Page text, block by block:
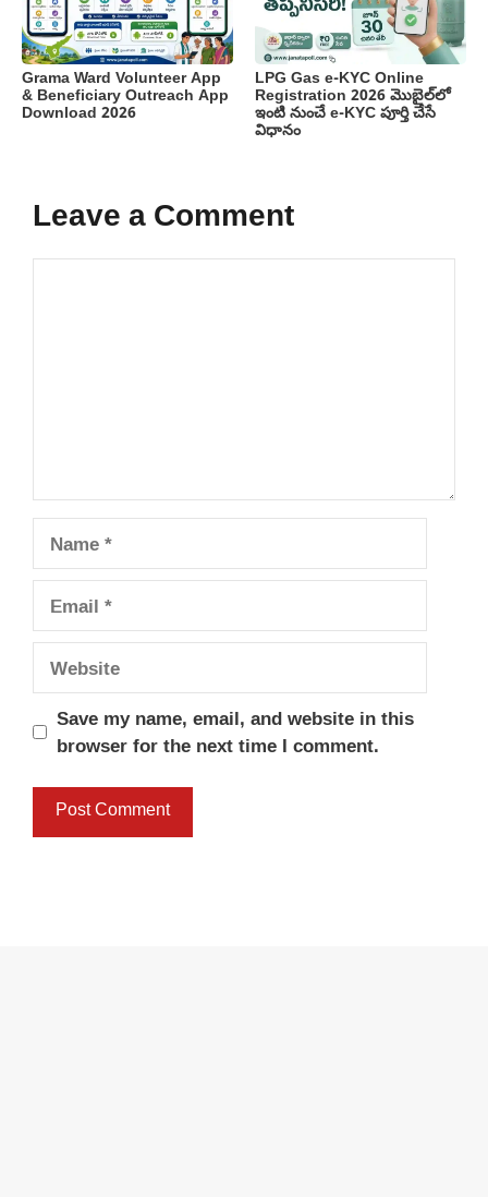
Grama Ward Volunteer App
& Beneficiary Outreach App
Download 2026
LPG Gas e-KYC Online
Registration 2026 మొబైల్‌లో
ఇంటి నుంచే e-KYC పూర్తి చేసే
విధానం
Leave a Comment
Comment
Name
Email
Website
Save my name, email, and website in this
browser for the next time I comment.